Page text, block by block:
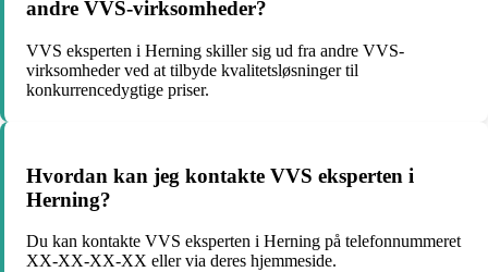
andre VVS-virksomheder?
VVS eksperten i Herning skiller sig ud fra andre VVS-
virksomheder ved at tilbyde kvalitetsløsninger til
konkurrencedygtige priser.
Hvordan kan jeg kontakte VVS eksperten i
Herning?
Du kan kontakte VVS eksperten i Herning på telefonnummeret
XX-XX-XX-XX eller via deres hjemmeside.